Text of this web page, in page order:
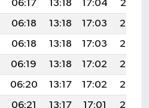
06:17 13:18 17:04
20:10
06:18 13:18 17:03
20:08
06:18 13:18 17:03
20:07
06:19 13:18 17:02
20:06
06:20 13:17 17:02
20:05
06:21 13:17 17:01
20:03